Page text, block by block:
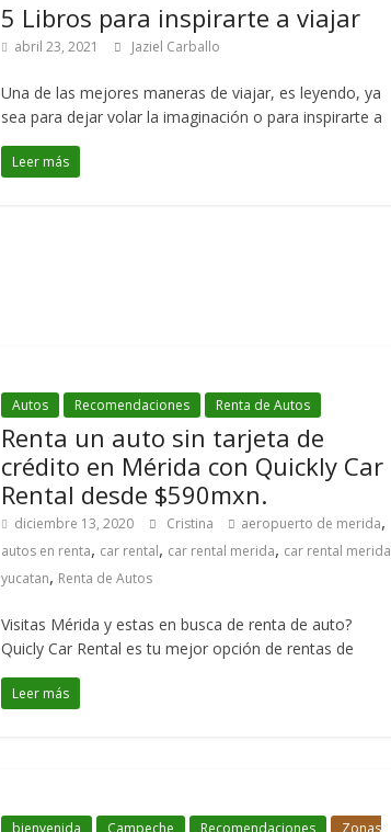
5 Libros para inspirarte a viajar
abril 23, 2021 Jaziel Carballo
Una de las mejores maneras de viajar, es leyendo, ya
sea para dejar volar la imaginación o para inspirarte a
Leer más
Autos Recomendaciones Renta de Autos
Renta un auto sin tarjeta de
crédito en Mérida con Quickly Car
Rental desde $590mxn.
diciembre 13, 2020 Cristina aeropuerto de merida,
autos en renta, car rental, car rental merida, car rental merida
yucatan, Renta de Autos
Visitas Mérida y estas en busca de renta de auto?
Quicly Car Rental es tu mejor opción de rentas de
Leer más